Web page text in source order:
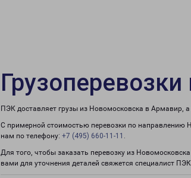
ПЭК доставляет грузы из Новомосковска в Армавир,
С примерной стоимостью перевозки по направлению
нам по телефону: +7 (495) 660-11-11 .
Для того, чтобы заказать перевозку из
вами для уточнения деталей свяжется специалист